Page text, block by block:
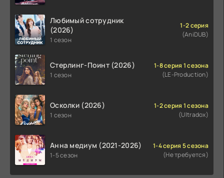
Любимый сотрудник
(2026)
1 сезон
1-2 серия
(AniDUB)
Стерлинг-Поинт (2026)
1 сезон
1-8 серия 1 сезона
(LE-Production)
Осколки (2026)
1 сезон
1-2 серия 1 сезона
(Ultradox)
Анна медиум (2021-2026)
1-5 сезон
1-4 серия 5 сезона
(Не требуется)